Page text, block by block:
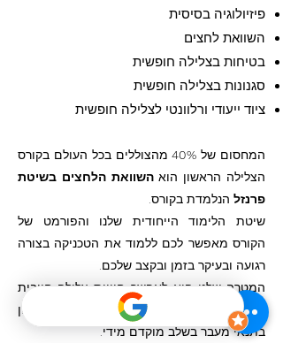
פיזיולוגיה בסיסית
השוואת לחצים
בטיחות בצלילה חופשית
סגנונות בצלילה חופשית
ציוד ייעודי ורלוונטי לצלילה חופשית
המחסום של 40%מהצוללים בכל העולם בקורס
הצלילה הראשון הואהשוואת הלחצים בשיטת
פרנזל הנלמדת בקורס.
שיטת הלימוד הייחודית שלנו והפורמט של
הקורס מאפשר לכם ללמוד את הטכניקה בצורה
רגועה ובעיקר בזמן ובקצב שלכם.
המטרה שלנו היא לאפשר חוויית צלילה חיובית
ככל שניתן ולחסוך לכם את התסכול בכישלון
בתנאי מעבר בשלב מוקדם מידי.